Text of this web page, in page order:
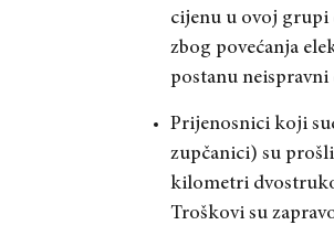
cijenu u ovoj grupi
zbog povećanja
postanu
Prijenosnici koji
zupčanici) su
kilometri
Troškovi su